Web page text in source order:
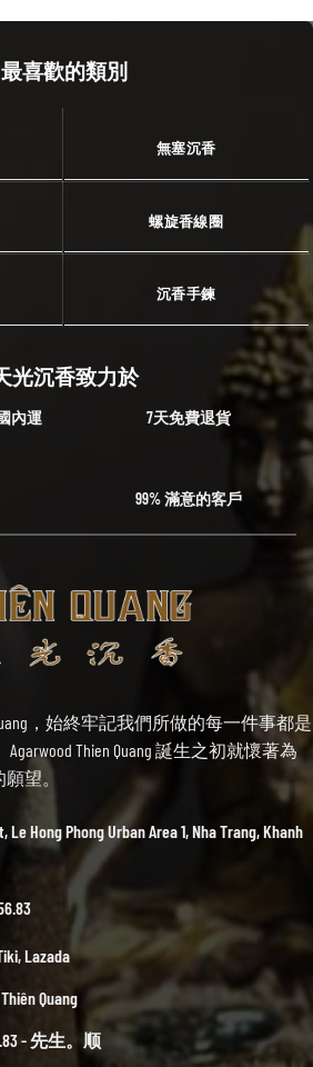
最喜歡的類別
無塞沉香
螺旋香線圈
沉香手鍊
光沉香致力於
內運
7天免費退貨
99% 滿意的客戶
，始終牢記我們所做的每一件事都是
Thien Quang 誕生之初就懷著為
望。
Le Hong Phong Urban Area 1, Nha Trang, Khanh
,Lazada
Quang
- 先生。顺